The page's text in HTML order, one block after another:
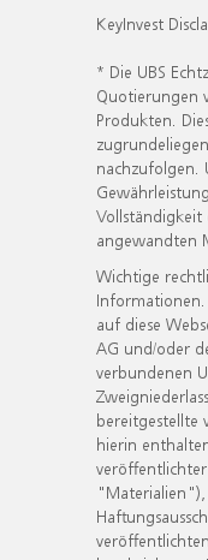
KeyInvest
* Die UBS
Quotierungen
Produkten.
nachzufolgen.
Vollständigkeit
angewandten
Wichtige
auf diese
AG und/oder
verbundenen
bereitgestellte
hierin